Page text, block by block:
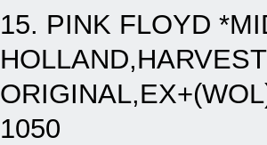
15. PINK FLOYD
1050